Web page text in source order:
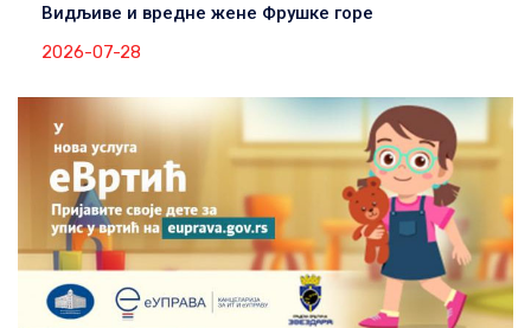
Видљиве и вредне жене Фрушке горе
2026-07-28